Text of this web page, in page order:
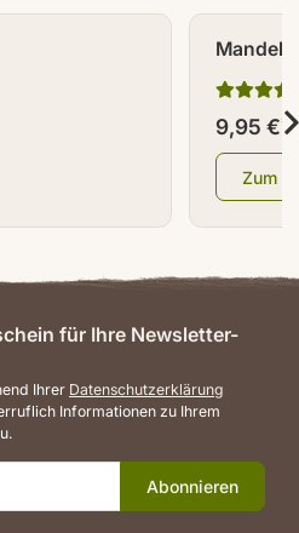
9,95 €*
Zum
für Ihre Newsletter-
Ihrer Datenschutzerklärung
Informationen zu Ihrem
Abonnieren